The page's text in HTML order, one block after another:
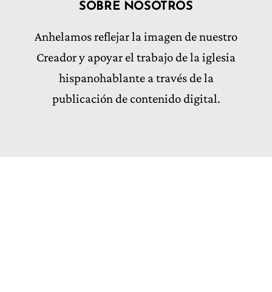
SOBRE NOSOTROS
Anhelamos reflejar la imagen de nuestro
Creador y apoyar el trabajo de la iglesia
hispanohablante a través de la
publicación de contenido digital.